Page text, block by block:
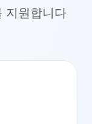
지원합니다